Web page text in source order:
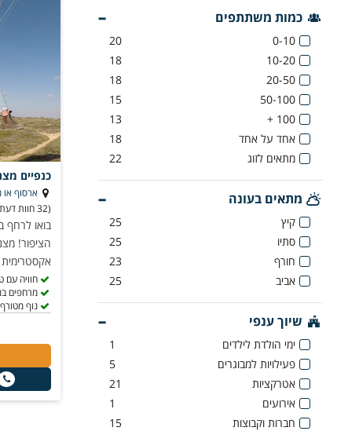
כנפיים
ארסוף או
(32 חוות דעת)
בואו לרחף
הציפור!
חוויה עם
מרחפים
נוף
כמות משתתפים
0-10
20
10-20
18
20-50
18
50-100
15
100 +
13
אחד על אחד
18
מתאים לזוג
22
מתאים בעונה
קיץ
25
סתיו
25
חורף
23
אביב
25
שיוך ענפי
ימי הולדת לילדים
1
פעילויות למבוגרים
5
אטרקציות
21
אירועים
1
חברות וקבוצות
15